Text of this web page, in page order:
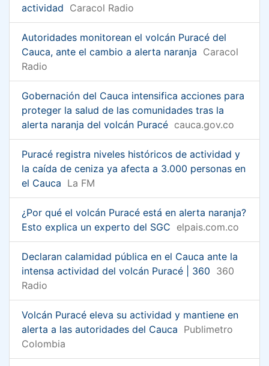
actividad Caracol Radio
Autoridades monitorean el volcán Puracé del
Cauca, ante el cambio a alerta naranja Caracol
Radio
Gobernación del Cauca intensifica acciones para
proteger la salud de las comunidades tras la
alerta naranja del volcán Puracé cauca.gov.co
Puracé registra niveles históricos de actividad y
la caída de ceniza ya afecta a 3.000 personas en
el Cauca La FM
¿Por qué el volcán Puracé está en alerta naranja?
Esto explica un experto del SGC elpais.com.co
Declaran calamidad pública en el Cauca ante la
intensa actividad del volcán Puracé | 360 360
Radio
Volcán Puracé eleva su actividad y mantiene en
alerta a las autoridades del Cauca Publimetro
Colombia